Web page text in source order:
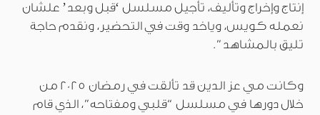
إنتاج وإخراج وتأليف، تأجيل مسلسل ‘قبل وبعد’ علشان
نعمله كويس، وياخد وقت في التحضير، ونقدم حاجة
تليق بالمشاهد”.
وكانت مي عز الدين قد تألقت في رمضان 2025 من
خلال دورها في مسلسل “قلبي ومفتاحه”، الذي قام